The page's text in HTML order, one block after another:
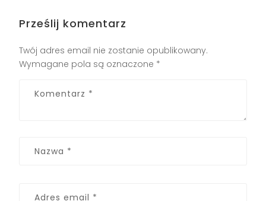
Prześlij komentarz
Twój adres email nie zostanie opublikowany.
Wymagane pola są oznaczone *